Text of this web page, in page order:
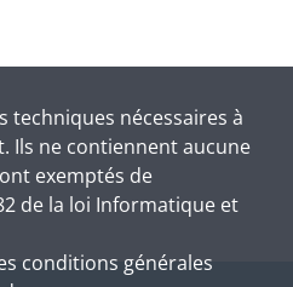
techniques nécessaires à
Ils ne contiennent aucune
exemptés de
de la loi Informatique et
conditions générales